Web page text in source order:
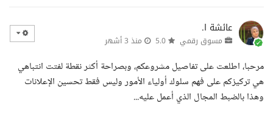
عائشة ا.
مسوق رقمي منذ 3 أشهر
مرحبا، اطلعت على تفاصيل مشروعكم، وبصراحة أكثر نقطة لفتت انتباهي
هي تركيزكم على فهم سلوك أولياء الأمور وليس فقط تحسين الإعلانات
وهذا بالضبط المجال الذي أعمل عليه...